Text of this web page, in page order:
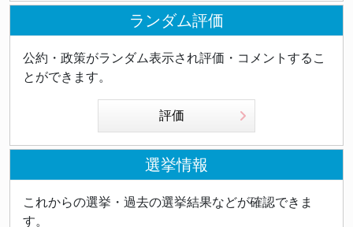
ランダム評価
公約・政策がランダム表示され評価・コメントするこ
とができます。
評価
選挙情報
これからの選挙・過去の選挙結果などが確認できま
す。